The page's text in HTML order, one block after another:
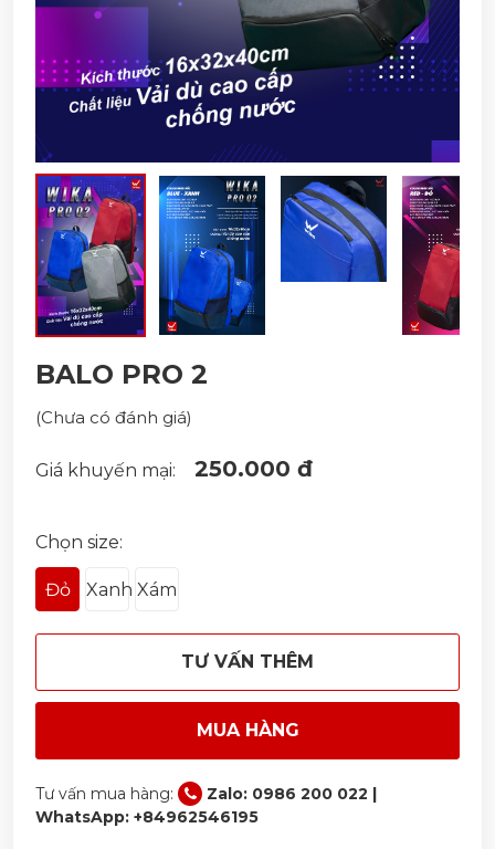
BALO PRO 2
(Chưa có đánh giá)
Giá khuyến mại: 250.000 đ
Chọn size:
Đỏ Xanh Xám
TƯ VẤN THÊM
MUA HÀNG
Tư vấn mua hàng:
Zalo: 0986 200 022 |
WhatsApp: +84962546195